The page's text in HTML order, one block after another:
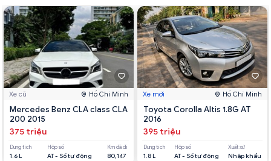
Xe cũ Hồ Chí Minh
Mercedes Benz CLA class CLA
200 2015
375 triệu
Dung tích
1.6 L
Hộp số
AT - Số tự động
Km đã đi
80,147
Xe mới Hồ Chí Minh
Toyota Corolla Altis 1.8G AT
2016
395 triệu
Dung tích
1.8 L
Hộp số
AT - Số tự động
Xuất xứ
Nhập khẩu